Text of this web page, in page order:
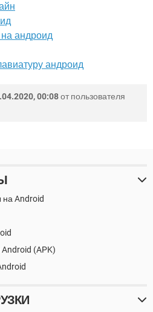
андроид
андроид
00:08от пользователя
Android
(APK)